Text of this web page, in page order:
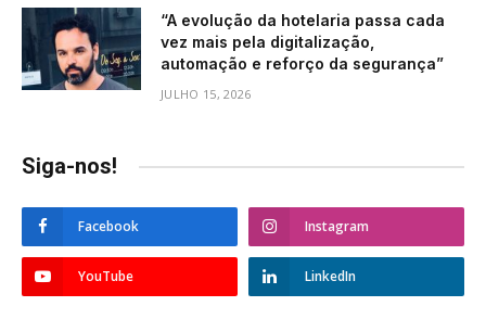
“A evolução da hotelaria passa cada
vez mais pela digitalização,
automação e reforço da segurança”
JULHO 15, 2026
Siga-nos!
Facebook Instagram
YouTube LinkedIn